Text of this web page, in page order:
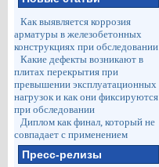
Как выявляется коррозия
арматуры в железобетонных
конструкциях при обследовании
Какие дефекты возникают в
плитах перекрытия при
превышении эксплуатационных
нагрузок и как они фиксируются
при обследовании
Диплом как финал, который не
совпадает с применением
Пресс-релизы